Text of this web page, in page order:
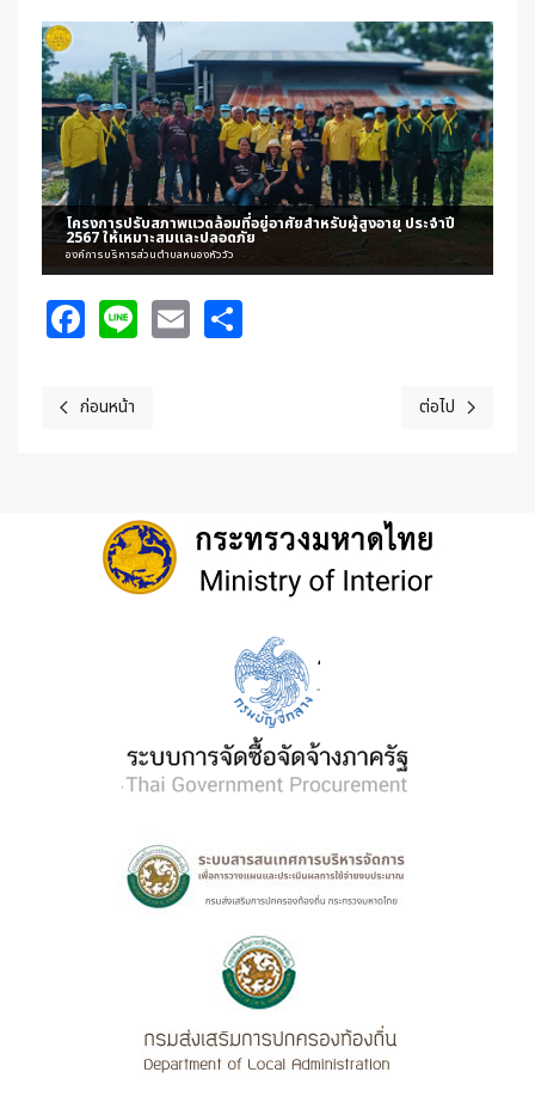
โครงการปรับสภาพแวดล้อมที่อยู่อาศัยสำหรับผู้สูงอายุ ประจำปี
2567 ให้เหมาะสมและปลอดภัย
องค์การบริหารส่วนตำบลหนองหัววัว
Facebook
LineEmail
เนื้อหาก่อนหน้า: โครงการส่งเสริมและพัฒนาทักษะชีวิตให้แก่เยาวชนในต
ก่อนหน้า เนื้อหาถัดไป: โค
ต่อไป